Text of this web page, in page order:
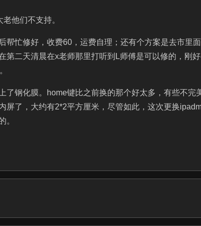
他们不支持。
帮忙修好，收费60，运费自理；还有个方案是去市里
第二天清晨在x老师那里打听到L师傅是可以修的，刚
了钢化膜。home键比之前换的那个好太多，有些不完
屏了，大约有2*2平方厘米，尽管如此，这次更换
。